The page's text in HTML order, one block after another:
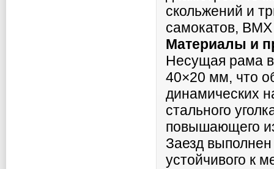
скольжений и
самокатов,
Материалы и
Несущая рама
40×20 мм, что
динамических
стального
повышающего
Заезд
устойчивого к